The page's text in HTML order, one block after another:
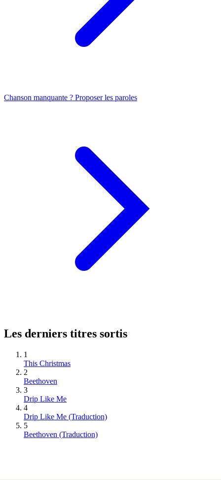
Chanson manquante ? Proposer les paroles
Les derniers titres sortis
1
This Christmas
2
Beethoven
3
Drip Like Me
4
Drip Like Me (Traduction)
5
Beethoven (Traduction)